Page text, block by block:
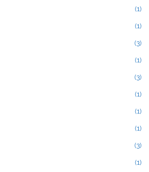
(1)
(1)
(3)
(1)
(3)
(1)
(1)
(1)
(3)
(1)